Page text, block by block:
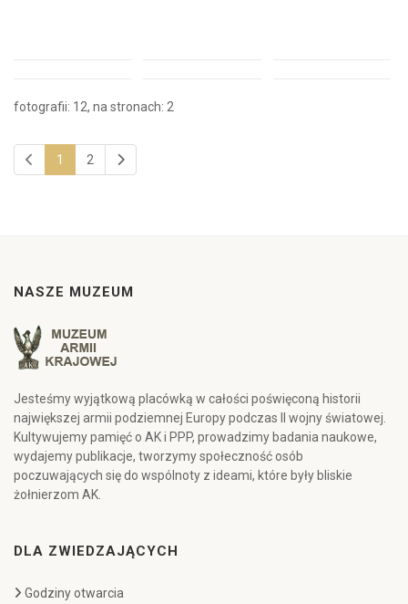
fotografii: 12, na stronach: 2
1 2
NASZE MUZEUM
Jesteśmy wyjątkową placówką w całości poświęconą historii
największej armii podziemnej Europy podczas II wojny światowej.
Kultywujemy pamięć o AK i PPP, prowadzimy badania naukowe,
wydajemy publikacje, tworzymy społeczność osób
poczuwających się do wspólnoty z ideami, które były bliskie
żołnierzom AK.
DLA ZWIEDZAJĄCYCH
Godziny otwarcia